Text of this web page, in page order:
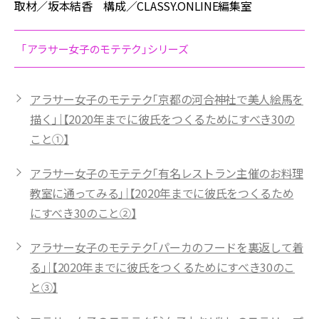
取材／坂本結香 構成／CLASSY.ONLINE編集室
「アラサー女子のモテテク」シリーズ
アラサー女子のモテテク「京都の河合神社で美人絵馬を
描く」｜【2020年までに彼氏をつくるためにすべき30の
こと①】
アラサー女子のモテテク「有名レストラン主催のお料理
教室に通ってみる」｜【2020年までに彼氏をつくるため
にすべき30のこと②】
アラサー女子のモテテク「パーカのフードを裏返して着
る」｜【2020年までに彼氏をつくるためにすべき30のこ
と③】